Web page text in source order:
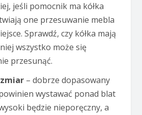
jeśli pomocnik ma kółka
one przesuwanie mebla
Sprawdź, czy kółka mają
wszystko może się
przesunąć.
– dobrze dopasowany
wystawać ponad blat
będzie nieporęczny, a